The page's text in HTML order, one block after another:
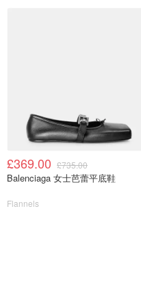
£369.00 £735.00
Balenciaga 女士芭蕾平底鞋
Flannels